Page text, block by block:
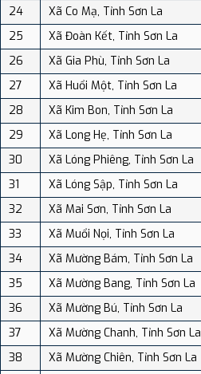
24
Xã Co Mạ, Tỉnh Sơn La
25
Xã Đoàn Kết, Tỉnh Sơn La
26
Xã Gia Phù, Tỉnh Sơn La
27
Xã Huổi Một, Tỉnh Sơn La
28
Xã Kim Bon, Tỉnh Sơn La
29
Xã Long Hẹ, Tỉnh Sơn La
30
Xã Lóng Phiêng, Tỉnh Sơn La
31
Xã Lóng Sập, Tỉnh Sơn La
32
Xã Mai Sơn, Tỉnh Sơn La
33
Xã Muổi Nọi, Tỉnh Sơn La
34
Xã Mường Bám, Tỉnh Sơn La
35
Xã Mường Bang, Tỉnh Sơn La
36
Xã Mường Bú, Tỉnh Sơn La
37
Xã Mường Chanh, Tỉnh Sơn La
38
Xã Mường Chiên, Tỉnh Sơn La